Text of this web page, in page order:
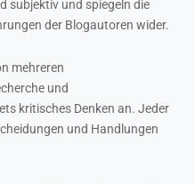
subjektiv und spiegeln die
der Blogautoren wider.
mehreren
und
kritisches Denken an. Jeder
und Handlungen